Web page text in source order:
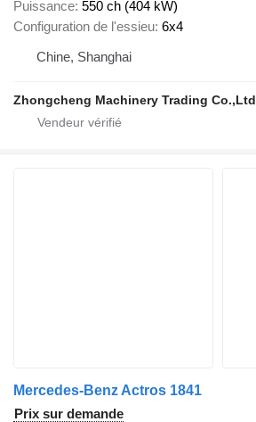
Puissance 550 ch (404 kW)
Configuration de l'essieu 6x4
Chine, Shanghai
Zhongcheng Machinery Trading Co.,Ltd
Mercedes-Benz Actros 1841
Prix sur demande